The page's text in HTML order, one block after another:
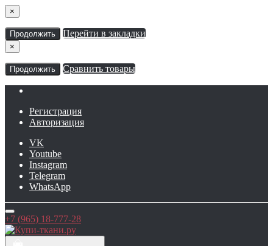
×
Продолжить Перейти в закладки
×
Продолжить Сравнить товары
Регистрация
Авторизация
VK
Youtube
Instagram
Telegram
WhatsApp
+7 (965) 18-777-28